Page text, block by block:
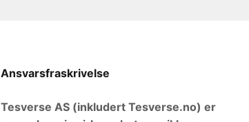
Ansvarsfraskrivelse
Tesverse AS (inkludert Tesverse.no) er